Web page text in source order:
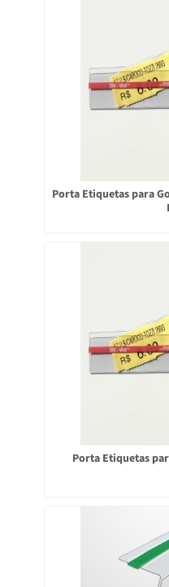
Porta Etiquetas para
Porta Etiquetas